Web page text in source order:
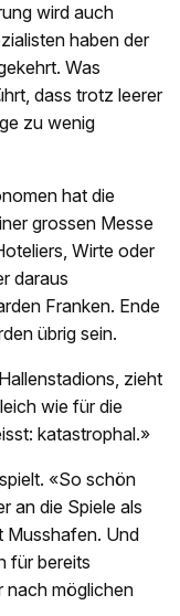
wird auch
haben der
Was
dass trotz leerer
zu wenig
hat die
grossen Messe
Wirte oder
daraus
Franken. Ende
übrig sein.
zieht
wie für die
katastrophal.»
«So schön
an die Spiele als
Musshafen. Und
für bereits
nach möglichen